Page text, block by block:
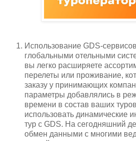
Использование GDS-
глобальными отельными
вы легко расширяете
перелеты или проживание,
заказу у принимающих
параметры добавлялись в
времени в состав ваших
использовать динамические
тур с GDS. На сегодняшний
обмен данными с многими